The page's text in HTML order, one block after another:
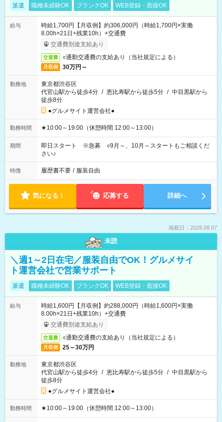
派遣 職種未経験OK ブランクOK WEB登録・面接OK
給与
時給1,700円【月収例】約306,000円（時給1,700円×実働
8.00h×21日+残業10h）+交通費
交通費別途支給あり
交通費 ○通勤交通費の支給あり（当社規定による）
月収例 30万円～
勤務地
東京都渋谷区
代官山駅から徒歩4分 / 恵比寿駅から徒歩5分 / 中目黒駅から
徒歩8分
●グルメサイト運営会社●
勤務時間 ★10:00～19:00（休憩時間 12:00～13:00）
期間
即日スタート ※急募 ○9月～、10月～スタートもご相談くだ
さい♪
特徴 履歴書不要 / 服装自由
気になる！ 応募する 詳細へ
掲載日：2026.08.07
未読
＼週1～2日在宅／服装自由でOK！グルメサイ
ト運営会社で営業サポート
派遣 職種未経験OK ブランクOK WEB登録・面接OK
給与
時給1,600円【月収例】約288,000円（時給1,600円×実働
8.00h×21日+残業10h）+交通費
交通費別途支給あり
交通費 ○通勤交通費の支給あり（当社規定による）
月収例 25～30万円
勤務地
東京都渋谷区
代官山駅から徒歩4分 / 恵比寿駅から徒歩5分 / 中目黒駅から
徒歩8分
●グルメサイト運営会社●
勤務時間 ★10:00～19:00（休憩時間 12:00～13:00）